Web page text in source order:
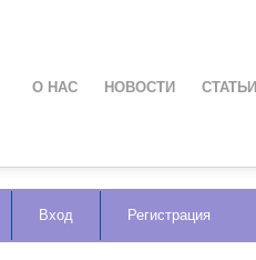
О НАС НОВОСТИ СТАТЬИ
Вход Регистрация